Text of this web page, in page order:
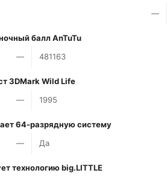
—
балл AnTuTu
—
481163
3DMark Wild Life
—
1995
64-разрядную систему
—
Да
технологию big.LITTLE